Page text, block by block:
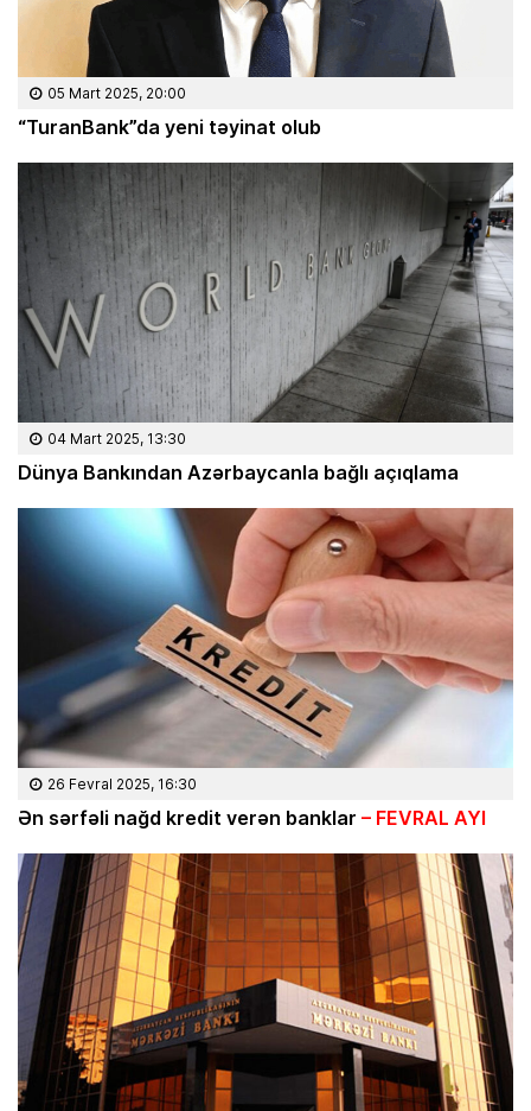
05 Mart 2025, 20:00
“TuranBank”da yeni təyinat olub
04 Mart 2025, 13:30
Dünya Bankından Azərbaycanla bağlı açıqlama
26 Fevral 2025, 16:30
Ən sərfəli nağd kredit verən banklar – FEVRAL AYI